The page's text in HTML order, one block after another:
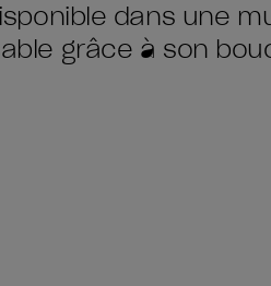
dans une
grâce à son